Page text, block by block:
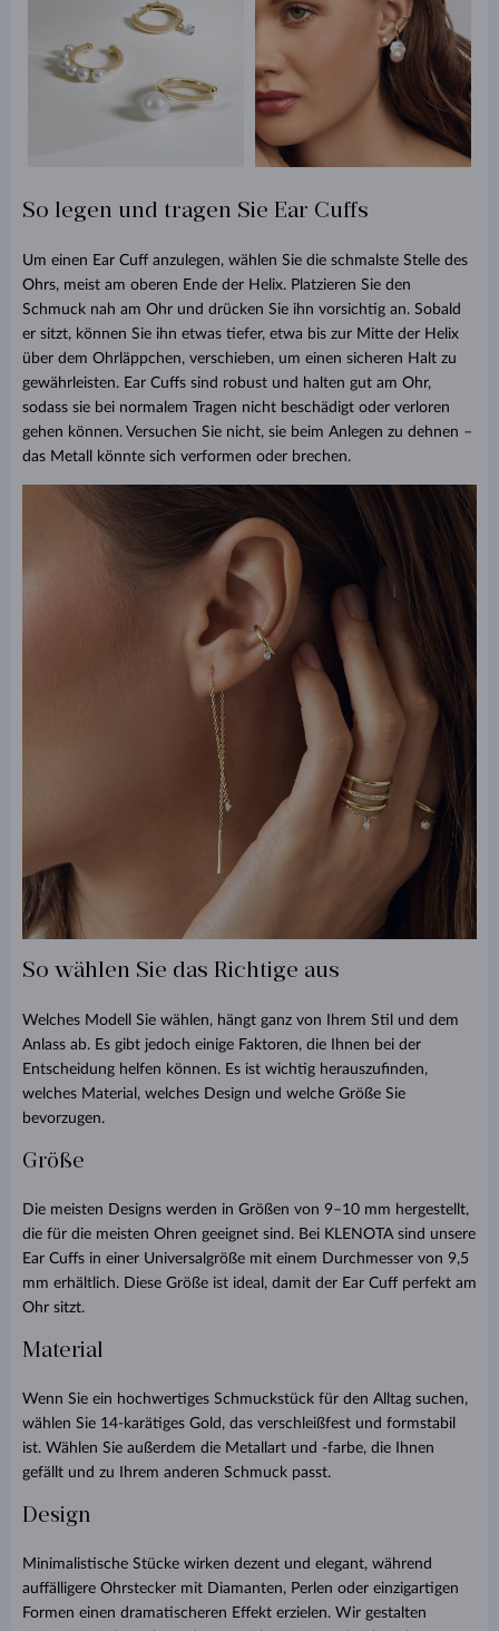
So legen und tragen Sie Ear Cuffs
Um einen Ear Cuff anzulegen, wählen Sie die schmalste Stelle des
Ohrs, meist am oberen Ende der Helix. Platzieren Sie den
Schmuck nah am Ohr und drücken Sie ihn vorsichtig an. Sobald
er sitzt, können Sie ihn etwas tiefer, etwa bis zur Mitte der Helix
über dem Ohrläppchen, verschieben, um einen sicheren Halt zu
gewährleisten. Ear Cuffs sind robust und halten gut am Ohr,
sodass sie bei normalem Tragen nicht beschädigt oder verloren
gehen können. Versuchen Sie nicht, sie beim Anlegen zu dehnen –
das Metall könnte sich verformen oder brechen.
So wählen Sie das Richtige aus
Welches Modell Sie wählen, hängt ganz von Ihrem Stil und dem
Anlass ab. Es gibt jedoch einige Faktoren, die Ihnen bei der
Entscheidung helfen können. Es ist wichtig herauszufinden,
welches Material, welches Design und welche Größe Sie
bevorzugen.
Größe
Die meisten Designs werden in Größen von 9–10 mm hergestellt,
die für die meisten Ohren geeignet sind. Bei KLENOTA sind unsere
Ear Cuffs in einer Universalgröße mit einem Durchmesser von 9,5
mm erhältlich. Diese Größe ist ideal, damit der Ear Cuff perfekt am
Ohr sitzt.
Material
Wenn Sie ein hochwertiges Schmuckstück für den Alltag suchen,
wählen Sie 14-karätiges Gold, das verschleißfest und formstabil
ist. Wählen Sie außerdem die Metallart und -farbe, die Ihnen
gefällt und zu Ihrem anderen Schmuck passt.
Design
Minimalistische Stücke wirken dezent und elegant, während
auffälligere Ohrstecker mit Diamanten, Perlen oder einzigartigen
Formen einen dramatischeren Effekt erzielen. Wir gestalten